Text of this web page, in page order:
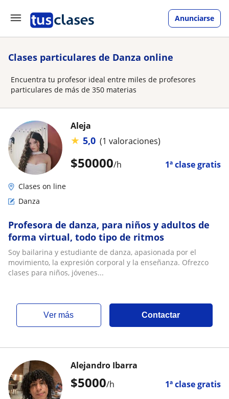
Anunciarse
Clases particulares de Danza online
Encuentra tu profesor ideal entre miles de profesores
particulares de más de 350 materias
$50000/h 1ª clase gratis
Aleja
★ 5,0 (1 valoraciones)
Clases on line
Danza
Profesora de danza, para niños y adultos de
forma virtual, todo tipo de ritmos
Soy bailarina y estudiante de danza, apasionada por el
movimiento, la expresión corporal y la enseñanza. Ofrezco
clases para niños, jóvenes...
ver más Contactar
$5000/h 1ª clase gratis
Alejandro Ibarra